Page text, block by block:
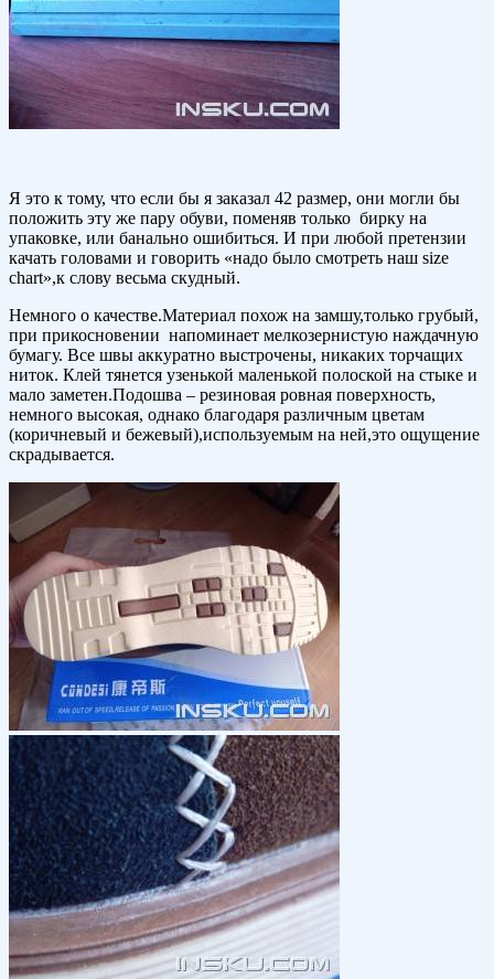
Я это к тому, что если бы я заказал 42 размер, они могли бы
положить эту же пару обуви, поменяв только бирку на
упаковке, или банально ошибиться. И при любой претензии
качать головами и говорить «надо было смотреть наш size
chart»,к слову весьма скудный.
Немного о качестве.Материал похож на замшу,только грубый,
при прикосновении напоминает мелкозернистую наждачную
бумагу. Все швы аккуратно выстрочены, никаких торчащих
ниток. Клей тянется узенькой маленькой полоской на стыке и
мало заметен.Подошва – резиновая ровная поверхность,
немного высокая, однако благодаря различным цветам
(коричневый и бежевый),используемым на ней,это ощущение
скрадывается.